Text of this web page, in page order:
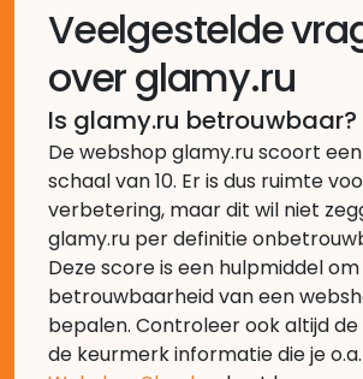
Veelgestelde
over glamy.ru
Is glamy.ru betrouwbaar?
De webshop glamy.ru scoort
schaal van 10. Er is dus ruimte
verbetering, maar dit wil niet
glamy.ru per definitie
Deze score is een hulpmiddel
betrouwbaarheid van een
bepalen. Controleer ook altijd
de keurmerk informatie die je